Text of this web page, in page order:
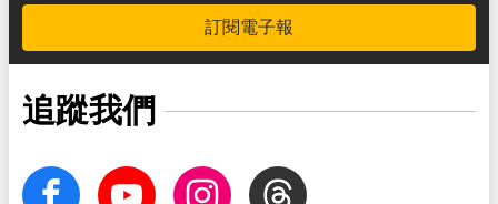
訂閱電子報
追蹤我們
facebook Youtube InstagramThreads